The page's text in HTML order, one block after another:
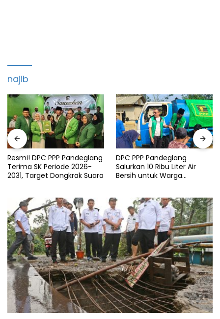
najib
Resmi! DPC PPP Pandeglang
Terima SK Periode 2026-
2031, Target Dongkrak Suara
DPC PPP Pandeglang
Salurkan 10 Ribu Liter Air
Bersih untuk Warga